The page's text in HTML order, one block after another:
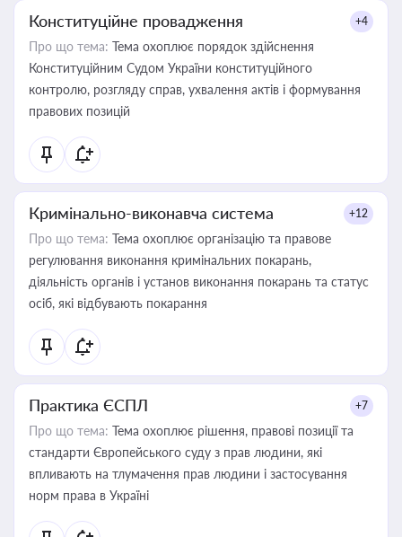
Конституційне провадження +4
Про що тема: Тема охоплює порядок здійснення
Конституційним Судом України конституційного
контролю, розгляду справ, ухвалення актів і формування
правових позицій
Кримінально-виконавча система +12
Про що тема: Тема охоплює організацію та правове
регулювання виконання кримінальних покарань,
діяльність органів і установ виконання покарань та статус
осіб, які відбувають покарання
Практика ЄСПЛ +7
Про що тема: Тема охоплює рішення, правові позиції та
стандарти Європейського суду з прав людини, які
впливають на тлумачення прав людини і застосування
норм права в Україні